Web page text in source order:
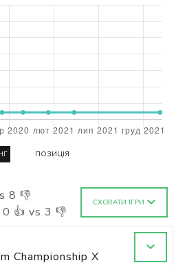
8 👎
0 👍 vs 3 👎
СХОВАТИ ІГРИ
Championship X
ПОЗИЦІЯ